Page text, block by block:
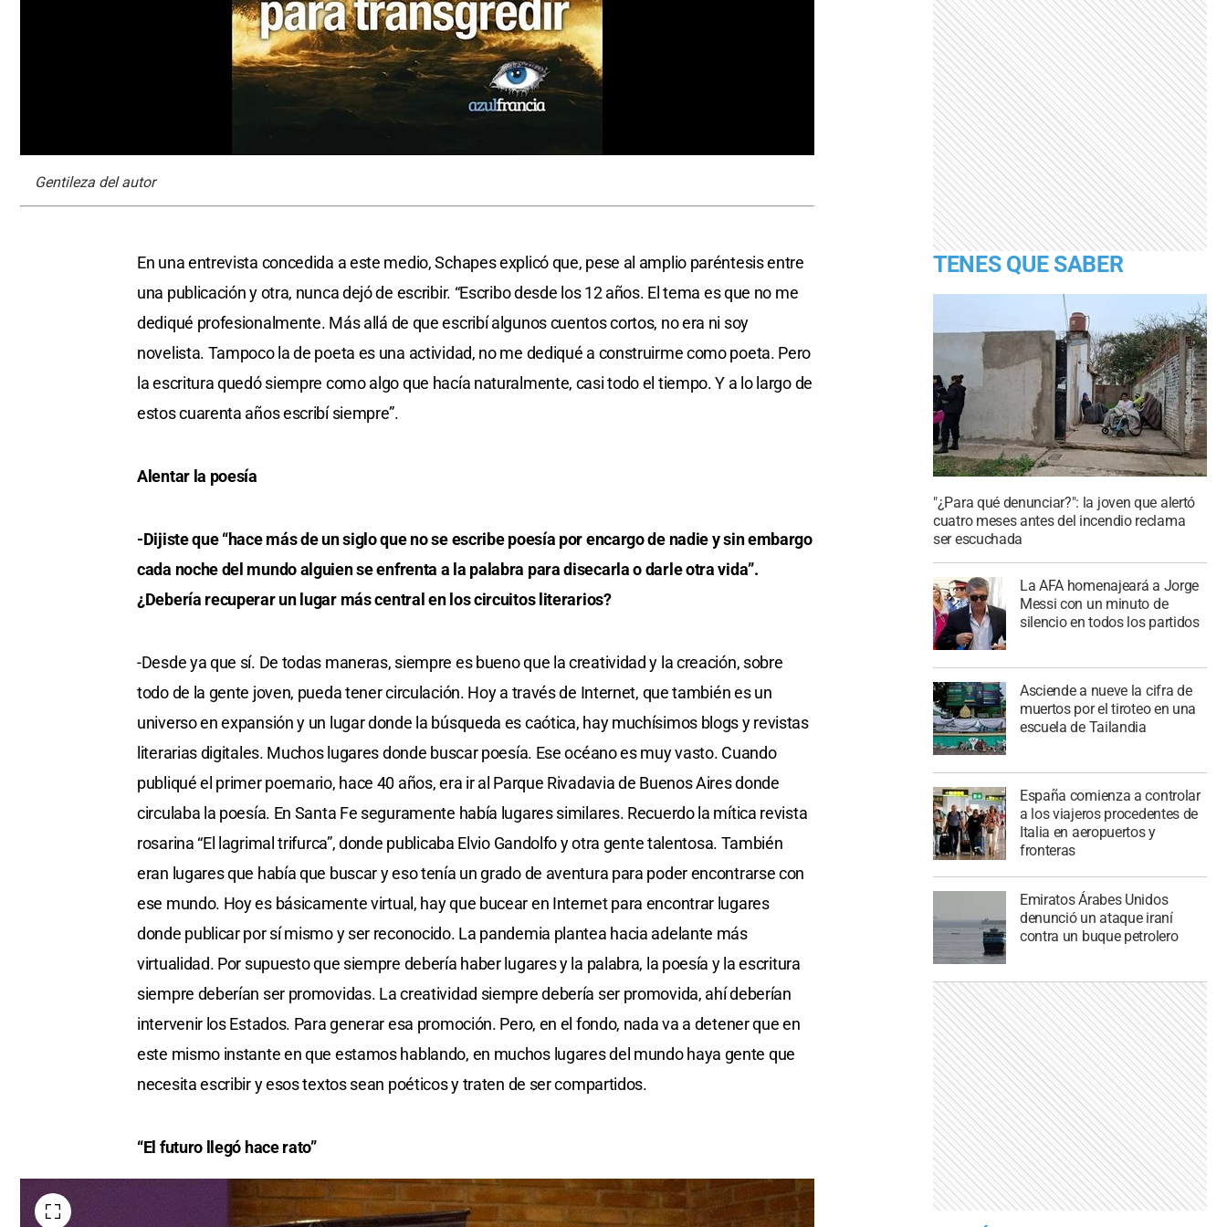
Gentileza del autor
En una entrevista concedida a este medio, Schapes explicó que, pese al amplio paréntesis entre
una publicación y otra, nunca dejó de escribir. “Escribo desde los 12 años. El tema es que no me
dediqué profesionalmente. Más allá de que escribí algunos cuentos cortos, no era ni soy
novelista. Tampoco la de poeta es una actividad, no me dediqué a construirme como poeta. Pero
la escritura quedó siempre como algo que hacía naturalmente, casi todo el tiempo. Y a lo largo de
estos cuarenta años escribí siempre”.
Alentar la poesía
-Dijiste que “hace más de un siglo que no se escribe poesía por encargo de nadie y sin embargo
cada noche del mundo alguien se enfrenta a la palabra para disecarla o darle otra vida”.
¿Debería recuperar un lugar más central en los circuitos literarios?
-Desde ya que sí. De todas maneras, siempre es bueno que la creatividad y la creación, sobre
todo de la gente joven, pueda tener circulación. Hoy a través de Internet, que también es un
universo en expansión y un lugar donde la búsqueda es caótica, hay muchísimos blogs y revistas
literarias digitales. Muchos lugares donde buscar poesía. Ese océano es muy vasto. Cuando
publiqué el primer poemario, hace 40 años, era ir al Parque Rivadavia de Buenos Aires donde
circulaba la poesía. En Santa Fe seguramente había lugares similares. Recuerdo la mítica revista
rosarina “El lagrimal trifurca”, donde publicaba Elvio Gandolfo y otra gente talentosa. También
eran lugares que había que buscar y eso tenía un grado de aventura para poder encontrarse con
ese mundo. Hoy es básicamente virtual, hay que bucear en Internet para encontrar lugares
donde publicar por sí mismo y ser reconocido. La pandemia plantea hacia adelante más
virtualidad. Por supuesto que siempre debería haber lugares y la palabra, la poesía y la escritura
siempre deberían ser promovidas. La creatividad siempre debería ser promovida, ahí deberían
intervenir los Estados. Para generar esa promoción. Pero, en el fondo, nada va a detener que en
este mismo instante en que estamos hablando, en muchos lugares del mundo haya gente que
necesita escribir y esos textos sean poéticos y traten de ser compartidos.
“El futuro llegó hace rato”
TENES QUE SABER
"¿Para qué denunciar?": la joven que alertó
cuatro meses antes del incendio reclama
ser escuchada
La AFA homenajeará a Jorge
Messi con un minuto de
silencio en todos los partidos
Asciende a nueve la cifra de
muertos por el tiroteo en una
escuela de Tailandia
España comienza a controlar
a los viajeros procedentes de
Italia en aeropuertos y
fronteras
Emiratos Árabes Unidos
denunció un ataque iraní
contra un buque petrolero